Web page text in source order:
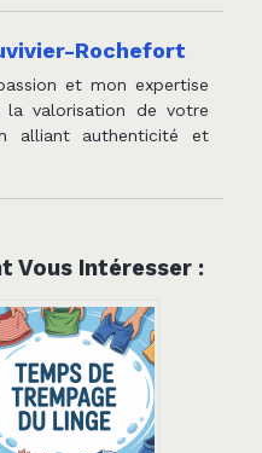
Rochefort
et mon expertise
la valorisation de votre
alliant authenticité et
Vous Intéresser :